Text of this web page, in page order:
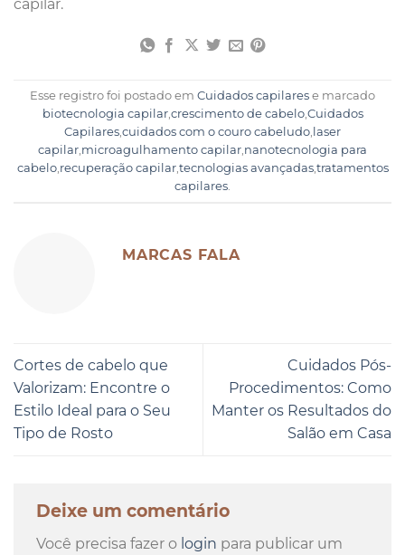
capilar.
Esse registro foi postado em Cuidados capilares e marcado
biotecnologia capilar, crescimento de cabelo, Cuidados
Capilares cuidados com o couro cabeludo laser
capilar microagulhamento capilar nanotecnologia para
cabelo, recuperação capilar, tecnologias avançadas, tratamentos
capilares
MARCAS FALA
Cortes de cabelo que
Valorizam: Encontre o
Estilo Ideal para o Seu
Tipo de Rosto
Cuidados Pós-
Procedimentos: Como
Manter os Resultados do
Salão em Casa
Deixe um comentário
Você precisa fazer o login para publicar um